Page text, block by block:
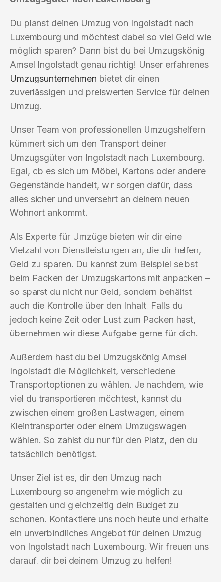
Du planst deinen Umzug von Ingolstadt nach
Luxembourg und möchtest dabei so viel Geld wie
möglich sparen? Dann bist du bei Umzugskönig
Amsel Ingolstadt genau richtig! Unser erfahrenes
Umzugsunternehmen bietet dir einen
zuverlässigen und preiswerten Service für deinen
Umzug.
Unser Team von professionellen Umzugshelfern
kümmert sich um den Transport deiner
Umzugsgüter von Ingolstadt nach Luxembourg.
Egal, ob es sich um Möbel, Kartons oder andere
Gegenstände handelt, wir sorgen dafür, dass
alles sicher und unversehrt an deinem neuen
Wohnort ankommt.
Als Experte für Umzüge bieten wir dir eine
Vielzahl von Dienstleistungen an, die dir helfen,
Geld zu sparen. Du kannst zum Beispiel selbst
beim Packen der Umzugskartons mit anpacken –
so sparst du nicht nur Geld, sondern behältst
auch die Kontrolle über den Inhalt. Falls du
jedoch keine Zeit oder Lust zum Packen hast,
übernehmen wir diese Aufgabe gerne für dich.
Außerdem hast du bei Umzugskönig Amsel
Ingolstadt die Möglichkeit, verschiedene
Transportoptionen zu wählen. Je nachdem, wie
viel du transportieren möchtest, kannst du
zwischen einem großen Lastwagen, einem
Kleintransporter oder einem Umzugswagen
wählen. So zahlst du nur für den Platz, den du
tatsächlich benötigst.
Unser Ziel ist es, dir den Umzug nach
Luxembourg so angenehm wie möglich zu
gestalten und gleichzeitig dein Budget zu
schonen. Kontaktiere uns noch heute und erhalte
ein unverbindliches Angebot für deinen Umzug
von Ingolstadt nach Luxembourg. Wir freuen uns
darauf, dir bei deinem Umzug zu helfen!